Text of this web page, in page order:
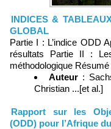
INDICES & TABLEAUX DE BORD DES ODD : RAPPORT
GLOBAL
Partie I : L’indice ODD
résultats Partie II :
méthodologique Résumé
Auteur :
Christian ...[et al.]
Rapport sur les
(ODD) pour l’Afrique